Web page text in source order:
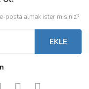
posta almak ister misiniz?
EKLE